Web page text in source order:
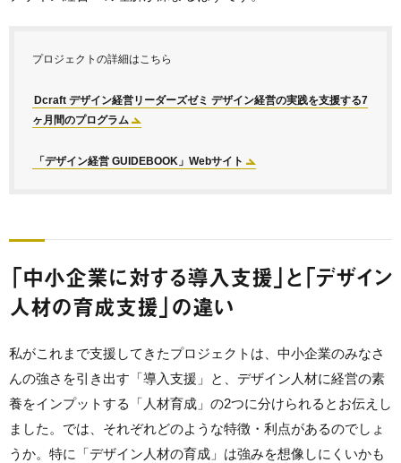
プロジェクトの詳細はこちら
Dcraft デザイン経営リーダーズゼミ デザイン経営の実践を支援する7
ヶ月間のプログラム
「デザイン経営 GUIDEBOOK」Webサイト
「中小企業に対する導入支援」と「デザイン
人材の育成支援」の違い
私がこれまで支援してきたプロジェクトは、中小企業のみなさ
んの強さを引き出す「導入支援」と、デザイン人材に経営の素
養をインプットする「人材育成」の2つに分けられるとお伝えし
ました。では、それぞれどのような特徴・利点があるのでしょ
うか。特に「デザイン人材の育成」は強みを想像しにくいかも